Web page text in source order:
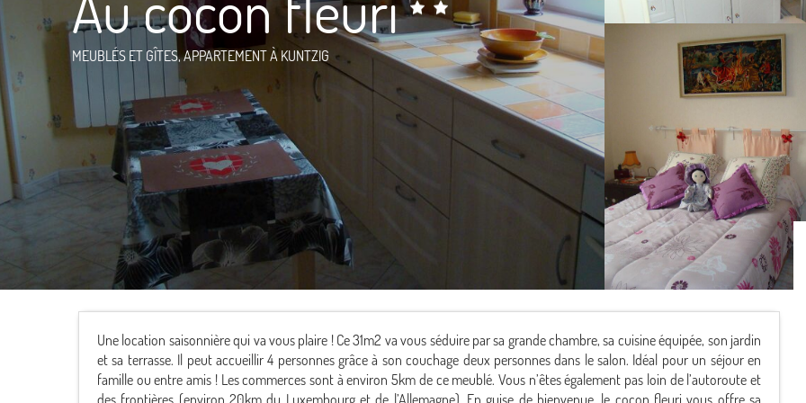
MEUBLÉS ET GÎTES,APPARTEMENTÀ KUNTZIG
Une location saisonnière qui va vous plaire ! Ce 31m2 va vous séduire par sa grande chambre, sa cuisine équipée, son jardin
et sa terrasse. Il peut accueillir 4 personnes grâce à son couchage deux personnes dans le salon. Idéal pour un séjour en
famille ou entre amis ! Les commerces sont à environ 5km de ce meublé. Vous n’êtes également pas loin de l’autoroute et
des frontières (environ 20km du Luxembourg et de l’Allemagne). En guise de bienvenue, le cocon fleuri vous offre sa